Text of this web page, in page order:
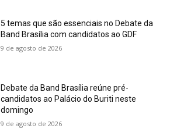
5 temas que são essenciais no Debate da
Band Brasília com candidatos ao GDF
9 de agosto de 2026
Debate da Band Brasília reúne pré-
candidatos ao Palácio do Buriti neste
domingo
9 de agosto de 2026